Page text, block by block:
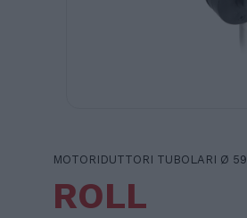
MOTORIDUTTORI TUBOLARI Ø 59
ROLL